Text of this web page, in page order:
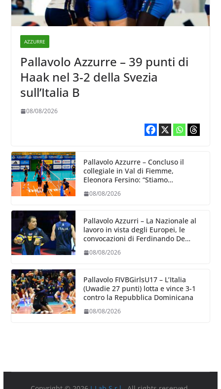
AZZURRE
Pallavolo Azzurre – 39 punti di
Haak nel 3-2 della Svezia
sull’Italia B
08/08/2026
Pallavolo Azzurre – Concluso il
collegiale in Val di Fiemme,
Eleonora Fersino: “Stiamo
dove poter migliorare”.
08/08/2026
Pallavolo Azzurri – La Nazionale al
lavoro in vista degli Europei, le
convocazioni di Ferdinando De
08/08/2026
Pallavolo FIVBGirlsU17 – L’Italia
(Uwadie 27 punti) lotta e vince 3-1
contro la Repubblica Dominicana
08/08/2026